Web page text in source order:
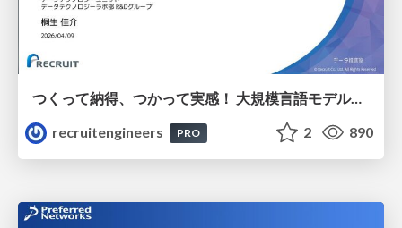
つくって納得、つかって実感！ 大規模言語モデルことはじめ ver2.0
recruitengineers
PRO 2 890